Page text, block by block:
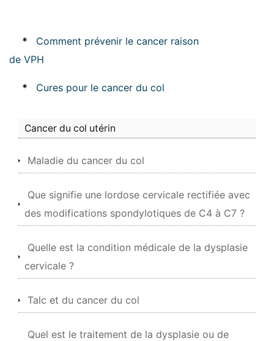
*
Comment prévenir le cancer raison
de VPH
* Cures pour le cancer du col
Cancer du col utérin
Maladie du cancer du col
Que signifie une lordose cervicale rectifiée avec
des modifications spondylotiques de C4 à C7 ?
Quelle est la condition médicale de la dysplasie
cervicale ?
Talc et du cancer du col
Quel est le traitement de la dysplasie ou de